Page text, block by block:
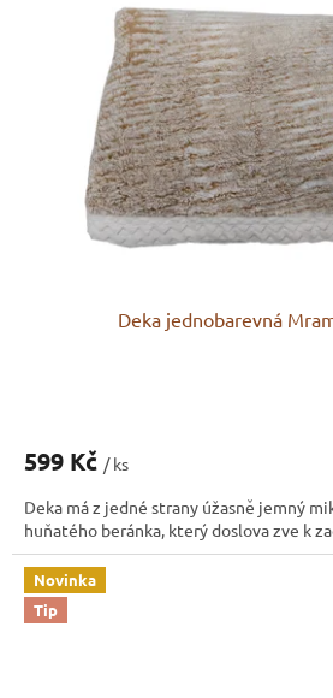
Deka jednobarevná
599 Kč / ks
Deka má z jedné strany úžasně jemný
huňatého beránka, který doslova zve k
Novinka
Tip